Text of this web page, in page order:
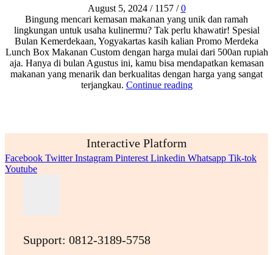
August 5, 2024 / 1157 / 0
Bingung mencari kemasan makanan yang unik dan ramah
lingkungan untuk usaha kulinermu? Tak perlu khawatir! Spesial
Bulan Kemerdekaan, Yogyakartas kasih kalian Promo Merdeka
Lunch Box Makanan Custom dengan harga mulai dari 500an rupiah
aja. Hanya di bulan Agustus ini, kamu bisa mendapatkan kemasan
makanan yang menarik dan berkualitas dengan harga yang sangat
terjangkau. Continue reading
Interactive Platform
Facebook Twitter Instagram Pinterest Linkedin Whatsapp Tik-tok
Youtube
Support: 0812-3189-5758